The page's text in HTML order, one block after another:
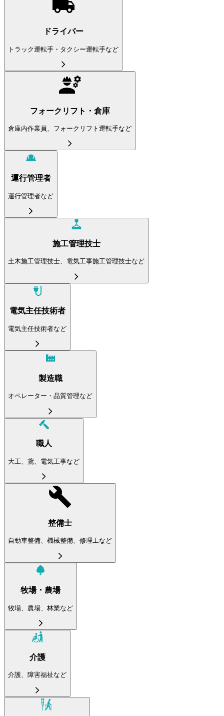
ドライバー
トラック運転手・タクシー運転手など
フォークリフト・倉庫
倉庫内作業員、フォークリフト運転手など
運行管理者
運行管理者など
施工管理技士
土木施工管理技士、電気工事施工管理技士など
電気主任技術者
電気主任技術者など
製造職
オペレーター・品質管理など
職人
大工、鳶、電気工事など
整備士
自動車整備、機械整備、修理工など
牧場・農場
牧場、農場、林業など
介護
介護、障害福祉など